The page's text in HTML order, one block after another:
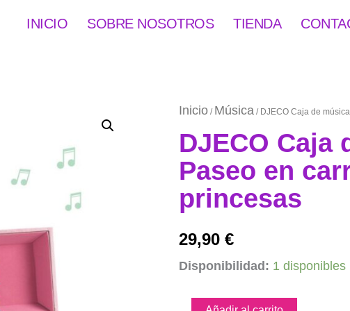
INICIO SOBRE NOSOTROS TIENDA
Inicio/ Música/ DJECO Caja de
DJECO Caja
Paseo en
princesas
29,90 €
Disponibilidad: 1 disponibles
DJECO
música